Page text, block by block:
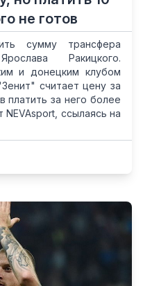
не готов
сумму трансфера
Ракицкого.
и донецким клубом
считает цену за
платить за него более
ссылаясь на